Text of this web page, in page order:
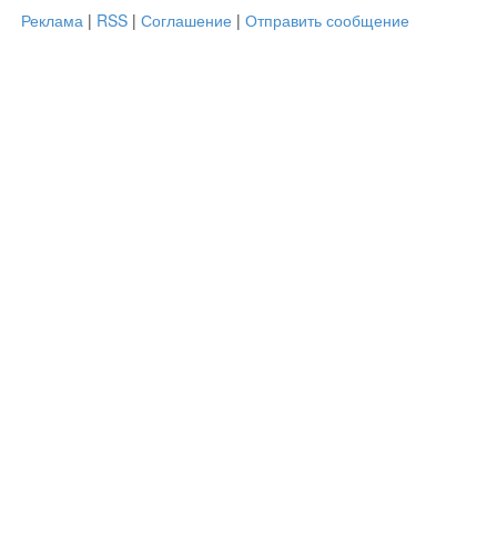
Реклама | RSS | Соглашение | Отправить сообщение